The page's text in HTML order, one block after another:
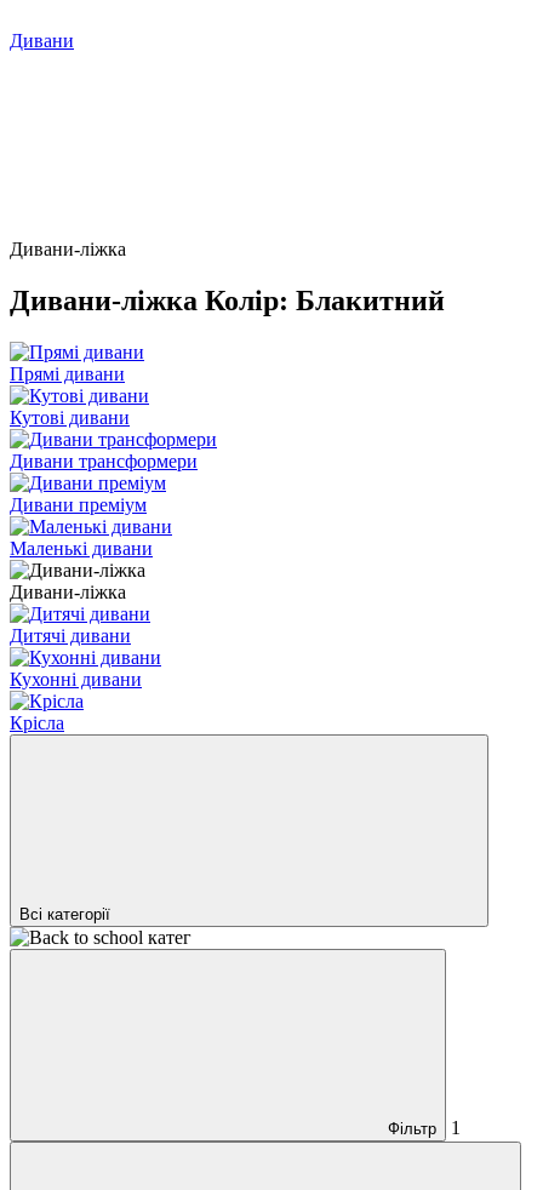
Дивани
Дивани-ліжка
Дивани-ліжка Колір: Блакитний
Прямі дивани
Кутові дивани
Дивани трансформери
Дивани преміум
Маленькі дивани
Дивани-ліжка
Дитячі дивани
Кухонні дивани
Крісла
Всі категорії
Фільтр 1